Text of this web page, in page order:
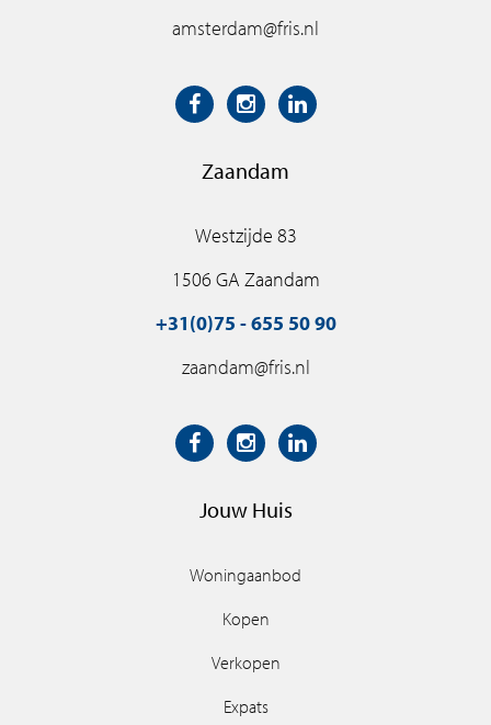
amsterdam@fris.nl
Zaandam
Westzijde 83
1506 GA Zaandam
+31(0)75 - 655 50 90
zaandam@fris.nl
Jouw Huis
Woningaanbod
Kopen
Verkopen
Expats